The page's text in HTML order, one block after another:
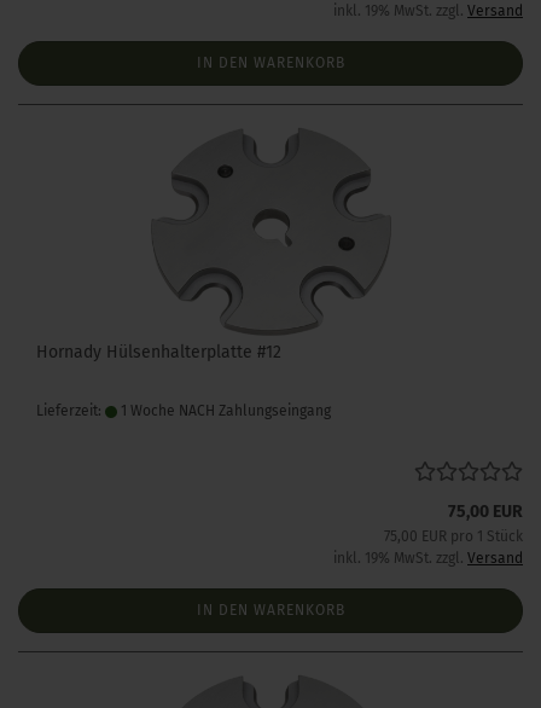
inkl. 19% MwSt. zzgl. Versand
IN DEN WARENKORB
Hornady Hülsenhalterplatte #12
Lieferzeit: 1 Woche NACH Zahlungseingang
75,00 EUR
75,00 EUR pro 1 Stück
inkl. 19% MwSt. zzgl. Versand
IN DEN WARENKORB